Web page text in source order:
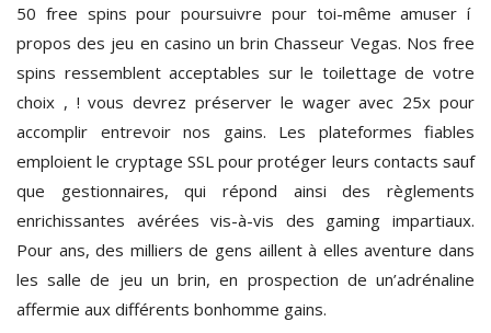
50 free spins pour poursuivre pour toi-même amuser í
propos des jeu en casino un brin Chasseur Vegas. Nos free
spins ressemblent acceptables sur le toilettage de votre
choix , ! vous devrez préserver le wager avec 25x pour
accomplir entrevoir nos gains. Les plateformes fiables
emploient le cryptage SSL pour protéger leurs contacts sauf
que gestionnaires, qui répond ainsi des règlements
enrichissantes avérées vis-à-vis des gaming impartiaux.
Pour ans, des milliers de gens aillent à elles aventure dans
les salle de jeu un brin, en prospection de un’adrénaline
affermie aux différents bonhomme gains.